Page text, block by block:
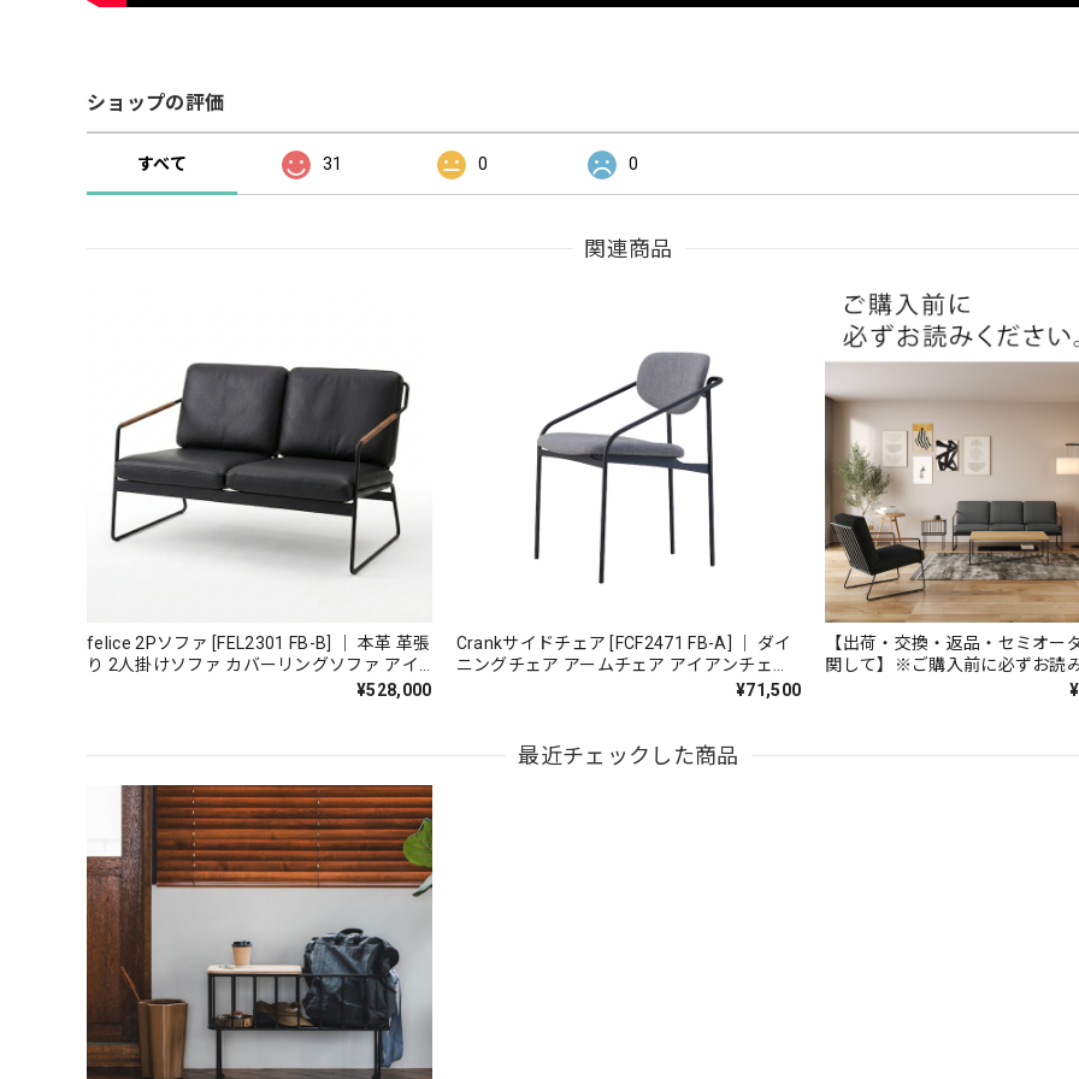
ショップの評価
すべて 31 0 0
関連商品
felice 2Pソファ [FEL2301 FB-B] ｜ 本革 革張
り 2人掛けソファ カバーリングソファ アイ
¥528,000
Crankサイドチェア [FCF2471 FB-A] ｜ ダイ
ニングチェア アームチェア アイアンチェア
¥71,500
【出荷・交換・返品・セミオー
関して】※ご購入前に必ずお読
最近チェックした商品